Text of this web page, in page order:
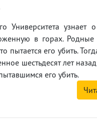
Университета
в горах.
пытается его убить.
шестьдесят лет
его убить.